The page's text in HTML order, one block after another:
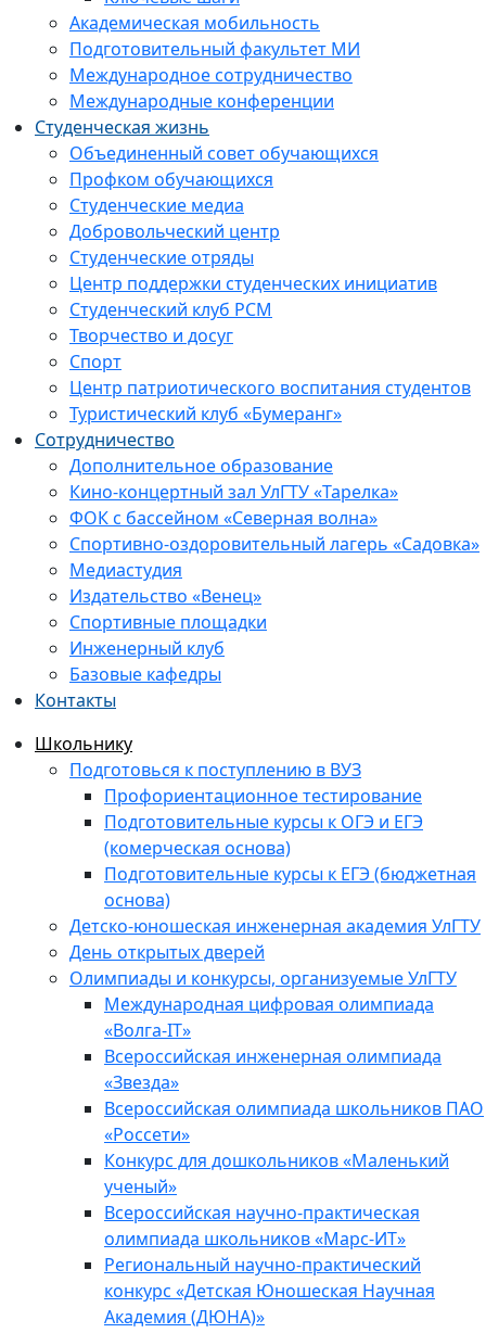
Академическая мобильность
Подготовительный факультет МИ
Международное сотрудничество
Международные конференции
Студенческая жизнь
Объединенный совет обучающихся
Профком обучающихся
Студенческие медиа
Добровольческий центр
Студенческие отряды
Центр поддержки студенческих инициатив
Студенческий клуб РСМ
Творчество и досуг
Спорт
Центр патриотического воспитания студентов
Туристический клуб «Бумеранг»
Сотрудничество
Дополнительное образование
Кино-концертный зал УлГТУ «Тарелка»
ФОК с бассейном «Северная волна»
Спортивно-оздоровительный лагерь «Садовка»
Медиастудия
Издательство «Венец»
Спортивные площадки
Инженерный клуб
Базовые кафедры
Контакты
Школьнику
Подготовься к поступлению в ВУЗ
Профориентационное тестирование
Подготовительные курсы к ОГЭ и ЕГЭ
(комерческая основа)
Подготовительные курсы к ЕГЭ (бюджетная
основа)
Детско-юношеская инженерная академия УлГТУ
День открытых дверей
Олимпиады и конкурсы, организуемые УлГТУ
Международная цифровая олимпиада
«Волга-IT»
Всероссийская инженерная олимпиада
«Звезда»
Всероссийская олимпиада школьников ПАО
«Россети»
Конкурс для дошкольников «Маленький
ученый»
Всероссийская научно-практическая
олимпиада школьников «Марс-ИТ»
Региональный научно-практический
конкурс «Детская Юношеская Научная
Академия (ДЮНА)»